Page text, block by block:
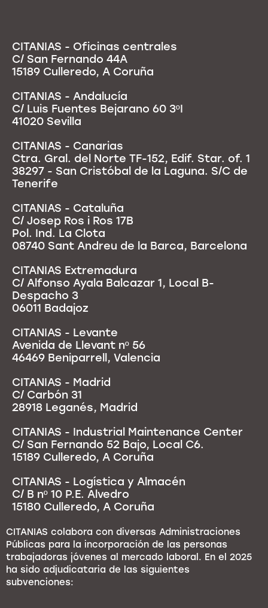
CITANIAS - Oficinas centrales
C/ San Fernando 44A
15189 Culleredo, A Coruña
CITANIAS - Andalucía
C/ Luis Fuentes Bejarano 60 3ºI
41020 Sevilla
CITANIAS - Canarias
Ctra. Gral. del Norte TF-152, Edif. Star. of. 1
38297 - San Cristóbal de la Laguna. S/C de
Tenerife
CITANIAS - Cataluña
C/ Josep Ros i Ros 17B
Pol. Ind. La Clota
08740 Sant Andreu de la Barca, Barcelona
CITANIAS Extremadura
C/ Alfonso Ayala Balcazar 1, Local B-
Despacho 3
06011 Badajoz
CITANIAS - Levante
Avenida de Llevant nº 56
46469 Beniparrell, Valencia
CITANIAS - Madrid
C/ Carbón 31
28918 Leganés, Madrid
CITANIAS - Industrial Maintenance Center
C/ San Fernando 52 Bajo, Local C6.
15189 Culleredo, A Coruña
CITANIAS - Logística y Almacén
C/ B nº 10 P.E. Alvedro
15180 Culleredo, A Coruña
CITANIAS colabora con diversas Administraciones
Públicas para la incorporación de las personas
trabajadoras jóvenes al mercado laboral. En el 2025
ha sido adjudicataria de las siguientes
subvenciones: